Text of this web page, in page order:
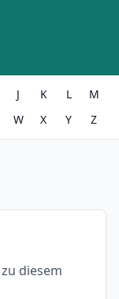
J K L
M
W X Y Z
diesem